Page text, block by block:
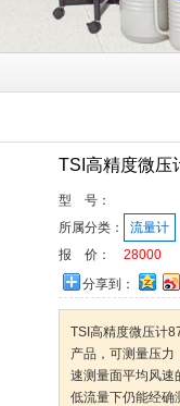
TSI高精度微压
型 号：
所属分类：
流量计
报 价：
28000
分享到：
TSI高精度微压计
产品，可测量压力
速测量面平均风速
低流量下仍能经确